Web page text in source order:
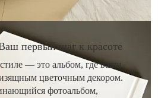
первый шаг к красоте
— это альбом, где ваши
цветочным декором.
фотоальбом,